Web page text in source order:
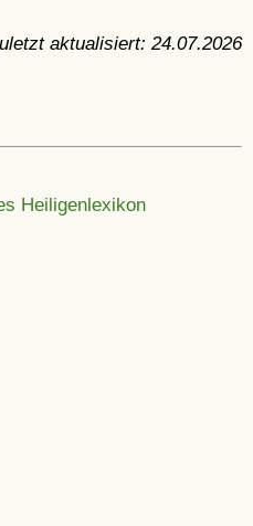
aktualisiert: 24.07.2026
Heiligenlexikon